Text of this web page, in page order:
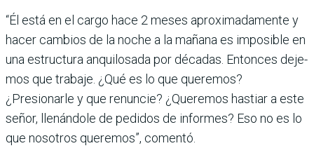
“Él está en el cargo hace 2 meses aproximadamente y
hacer cambios de la noche a la mañana es imposible en
una estructura anquilosada por décadas. Entonces deje­
mos que trabaje. ¿Qué es lo que queremos?
¿Presionarle y que renuncie? ¿Queremos hastiar a este
señor, llenán­dole de pedidos de informes? Eso no es lo
que nosotros que­remos”, comentó.